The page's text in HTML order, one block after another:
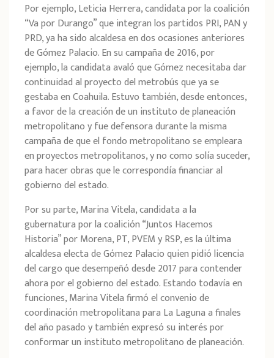
Por ejemplo, Leticia Herrera, candidata por la coalición
“Va por Durango” que integran los partidos PRI, PAN y
PRD, ya ha sido alcaldesa en dos ocasiones anteriores
de Gómez Palacio. En su campaña de 2016, por
ejemplo, la candidata avaló que Gómez necesitaba dar
continuidad al proyecto del metrobús que ya se
gestaba en Coahuila. Estuvo también, desde entonces,
a favor de la creación de un instituto de planeación
metropolitano y fue defensora durante la misma
campaña de que el fondo metropolitano se empleara
en proyectos metropolitanos, y no como solía suceder,
para hacer obras que le correspondía financiar al
gobierno del estado.
Por su parte, Marina Vitela, candidata a la
gubernatura por la coalición “Juntos Hacemos
Historia” por Morena, PT, PVEM y RSP, es la última
alcaldesa electa de Gómez Palacio quien pidió licencia
del cargo que desempeñó desde 2017 para contender
ahora por el gobierno del estado. Estando todavía en
funciones, Marina Vitela firmó el convenio de
coordinación metropolitana para La Laguna a finales
del año pasado y también expresó su interés por
conformar un instituto metropolitano de planeación.